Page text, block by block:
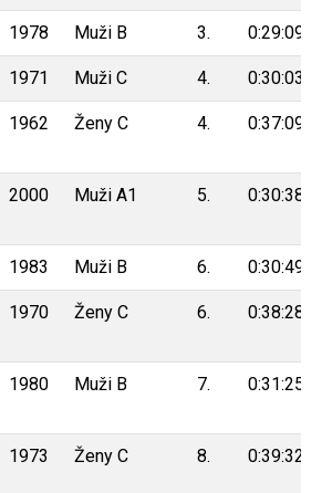
1978 Muži B 3. 0:29:09
1971 Muži C 4. 0:30:03
1962 Ženy C 4. 0:37:09
2000 Muži A1 5. 0:30:38
1983 Muži B 6. 0:30:49
1970 Ženy C 6. 0:38:28
1980 Muži B 7. 0:31:25
1973 Ženy C 8. 0:39:32